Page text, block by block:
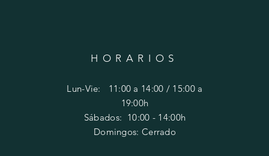
HORARIOS
Lun-Vie: 11:00 a 14:00 / 15:00 a
19:00h
​​Sábados: 10:00 - 14:00h
Domingos: Cerrado